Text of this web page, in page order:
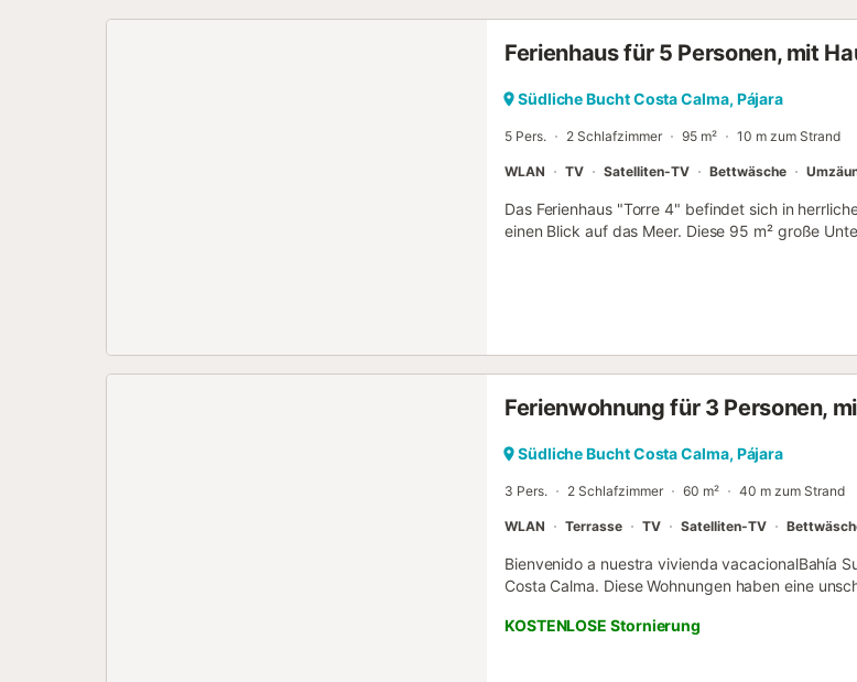
Ferienhaus für 5 Personen, mit
Südliche Bucht Costa Calma, Pájara
5 Pers. 2 Schlafzimmer 95 m² 10 m zum Strand
WLAN TV Satelliten-TV Bettwäsche
Das Ferienhaus "Torre 4" befindet sich in
einen Blick auf das Meer. Diese 95 m² große
Außenbereich gehört eine überdachte Terrasse
Parkplätze sind auf der Straße vorhanden. Das
Ferienwohnung für 3 Personen,
Südliche Bucht Costa Calma, Pájara
3 Pers. 2 Schlafzimmer 60 m² 40 m zum Strand
WLAN Terrasse TV Satelliten-TV
Bienvenido a nuestra vivienda vacacionalBahía
Costa Calma. Diese Wohnungen haben eine
Eisdielen, Geschäften, Geldautomaten usw.
unvergessliche Tage zu verbringen. Bahía
KOSTENLOSE Stornierung